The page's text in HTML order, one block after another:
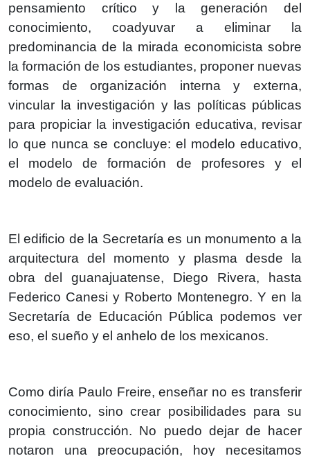
pensamiento crítico y la generación del
conocimiento, coadyuvar a eliminar la
predominancia de la mirada economicista sobre
la formación de los estudiantes, proponer nuevas
formas de organización interna y externa,
vincular la investigación y las políticas públicas
para propiciar la investigación educativa, revisar
lo que nunca se concluye: el modelo educativo,
el modelo de formación de profesores y el
modelo de evaluación.
El edificio de la Secretaría es un monumento a la
arquitectura del momento y plasma desde la
obra del guanajuatense, Diego Rivera, hasta
Federico Canesi y Roberto Montenegro. Y en la
Secretaría de Educación Pública podemos ver
eso, el sueño y el anhelo de los mexicanos.
Como diría Paulo Freire, enseñar no es transferir
conocimiento, sino crear posibilidades para su
propia construcción. No puedo dejar de hacer
notaron una preocupación, hoy necesitamos